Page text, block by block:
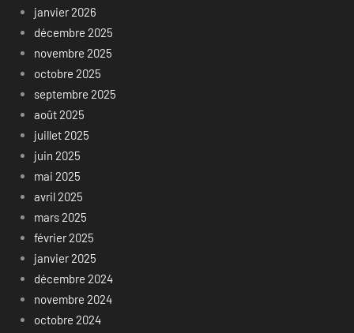
janvier 2026
décembre 2025
novembre 2025
octobre 2025
septembre 2025
août 2025
juillet 2025
juin 2025
mai 2025
avril 2025
mars 2025
février 2025
janvier 2025
décembre 2024
novembre 2024
octobre 2024